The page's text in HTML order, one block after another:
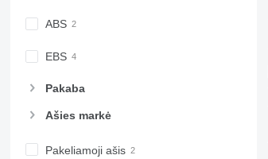
ABS
EBS
Pakaba
Ašies markė
Pakeliamoji ašis